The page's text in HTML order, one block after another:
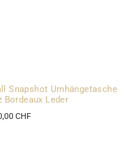
Snapshot Umhängetasche
Bordeaux Leder
CHF